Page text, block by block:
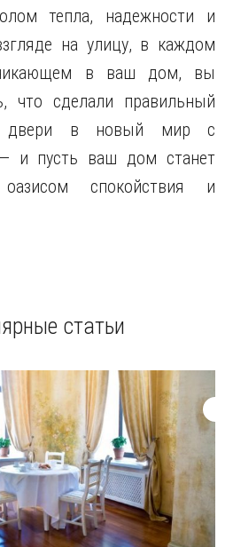
тепла, надежности и
на улицу, в каждом
в ваш дом, вы
что сделали правильный
двери в новый мир с
и пусть ваш дом станет
спокойствия и
статьи